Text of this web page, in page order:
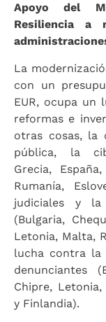
Apoyo del
Resiliencia a
La
con un
EUR, ocupa un
reformas e
otras cosas, la
pública, la
Grecia,
Rumanía,
judiciales y la
(Bulgaria,
Letonia, Malta,
lucha contra
denunciantes
Chipre,
y Finlandia).